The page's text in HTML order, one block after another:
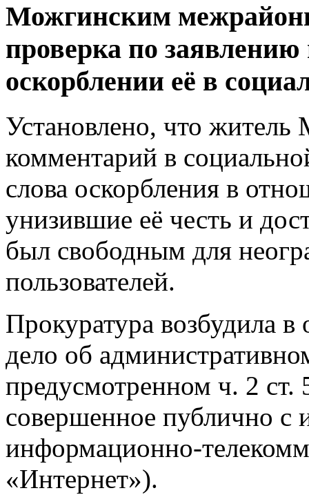
Можгинским
проверка по
оскорблении её в
Установлено, что житель
комментарий в
слова оскорбления в
унизившие её честь и
был свободным для
пользователей.
Прокуратура возбудила
дело об
предусмотренном ч. 2
совершенное публично с
информационно-
«Интернет»).